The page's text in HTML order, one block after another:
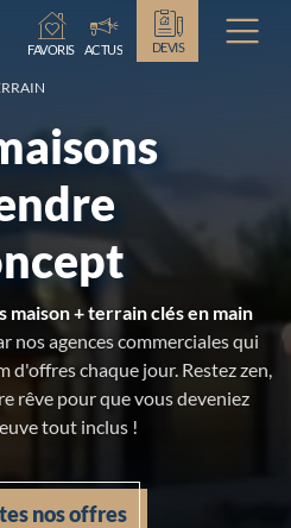
Chargement...
FAVORIS ACTUS DEVIS
maison + terrain clés en main
nos agences commerciales qui
d'offres chaque jour. Restez zen,
rêve pour que vous deveniez
tout inclus !
nos offres